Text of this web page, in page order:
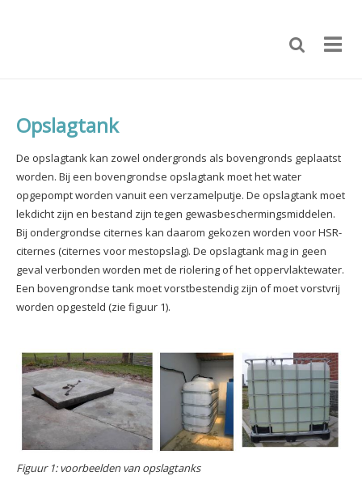
Opslagtank
De opslagtank kan zowel ondergronds als bovengronds geplaatst
worden. Bij een bovengrondse opslagtank moet het water
opgepompt worden vanuit een verzamelputje. De opslagtank moet
lekdicht zijn en bestand zijn tegen gewasbeschermingsmiddelen.
Bij ondergrondse citernes kan daarom gekozen worden voor HSR-
citernes (citernes voor mestopslag). De opslagtank mag in geen
geval verbonden worden met de riolering of het oppervlaktewater.
Een bovengrondse tank moet vorstbestendig zijn of moet vorstvrij
worden opgesteld (zie figuur 1).
Figuur 1: voorbeelden van opslagtanks